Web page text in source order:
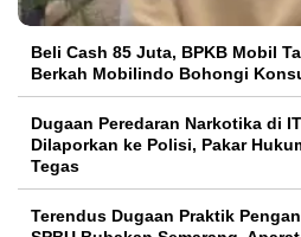
‎Beli Cash 85 Juta, BPKB Mobil
Berkah Mobilindo Bohongi
Dugaan Peredaran Narkotika di
Dilaporkan ke Polisi, Pakar
Tegas
Terendus Dugaan Praktik